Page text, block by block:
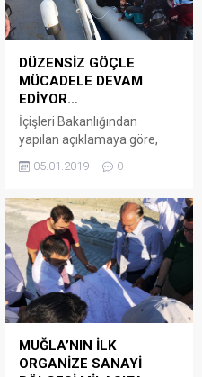
DÜZENSİZ GÖÇLE
MÜCADELE DEVAM
EDİYOR…
İçişleri Bakanlığından
yapılan açıklamaya göre,
Komutanlığınca, 7 gün 24
düzensiz göçle mücadele
faaliyetleri kapsamında, 28
Aralık 2018-4 Ocak 2019
arasında, 13 olaya
müdahale edildi. Olayların
11’i Sahil Güvenlik İzmir ve
Kuzey Ege grup
komutanlıkları, ikisi Sahil
Güvenlik Güney Ege Grup
Komutanlığı sorumluluk
05.01.2019 0
MUĞLA’NIN İLK
ORGANİZE SANAYİ